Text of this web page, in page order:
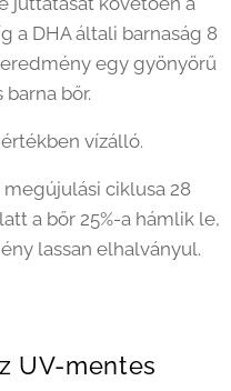
a DHA általi barnaság 8
egy gyönyörű
bőr.
vízálló.
ciklusa 28
a bőr 25%-a hámlik le,
lassan elhalványul.
UV-mentes